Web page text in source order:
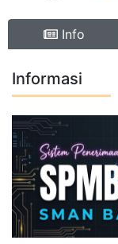
Info
Informasi